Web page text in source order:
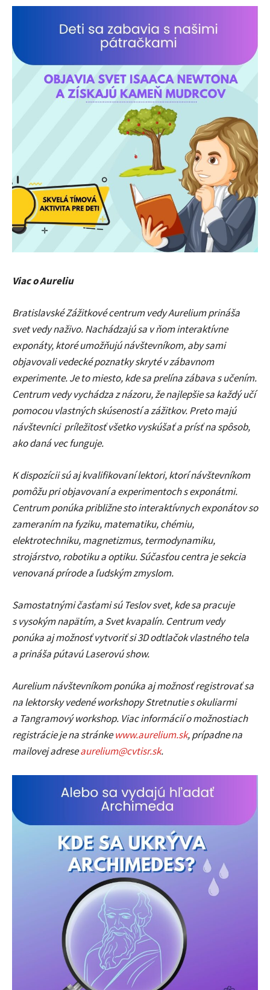
Viac o Aureliu
Bratislavské Zážitkové centrum vedy Aurelium prináša
svet vedy naživo. Nachádzajú sa v ňom interaktívne
exponáty, ktoré umožňujú návštevníkom, aby sami
objavovali vedecké poznatky skryté v zábavnom
experimente. Je to miesto, kde sa prelína zábava s učením.
Centrum vedy vychádza z názoru, že najlepšie sa každý učí
pomocou vlastných skúseností a zážitkov. Preto majú
návštevníci príležitosť všetko vyskúšať a prísť na spôsob,
ako daná vec funguje.
K dispozícii sú aj kvalifikovaní lektori, ktorí návštevníkom
pomôžu pri objavovaní a experimentoch s exponátmi.
Centrum ponúka približne sto interaktívnych exponátov so
zameraním na fyziku, matematiku, chémiu,
elektrotechniku, magnetizmus, termodynamiku,
strojárstvo, robotiku a optiku. Súčasťou centra je sekcia
venovaná prírode a ľudským zmyslom.
Samostatnými časťami sú Teslov svet, kde sa pracuje
s vysokým napätím, a Svet kvapalín. Centrum vedy
ponúka aj možnosť vytvoriť si 3D odtlačok vlastného tela
a prináša pútavú Laserovú show.
Aurelium návštevníkom ponúka aj možnosť registrovať sa
na lektorsky vedené workshopy Stretnutie s okuliarmi
a Tangramový workshop. Viac informácií o možnostiach
registrácie je na stránke www.aurelium.sk,prípadne na
mailovej adreseaurelium@cvtisr.sk.